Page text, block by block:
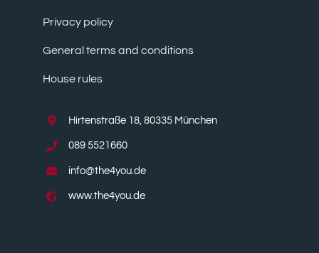
Privacy policy
General terms and conditions
House rules
Hirtenstraße 18, 80335 München
089 5521660
info@the4you.de
www.the4you.de